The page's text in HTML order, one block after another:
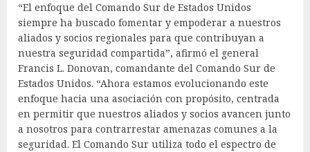
“El enfoque del Comando Sur de Estados Unidos
siempre ha buscado fomentar y empoderar a nuestros
aliados y socios regionales para que contribuyan a
nuestra seguridad compartida”, afirmó el general
Francis L. Donovan, comandante del Comando Sur de
Estados Unidos. “Ahora estamos evolucionando este
enfoque hacia una asociación con propósito, centrada
en permitir que nuestros aliados y socios avancen junto
a nosotros para contrarrestar amenazas comunes a la
seguridad. El Comando Sur utiliza todo el espectro de